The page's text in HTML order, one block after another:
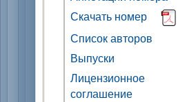
Скачать номер
Список авторов
Выпуски
Лицензионное
соглашение